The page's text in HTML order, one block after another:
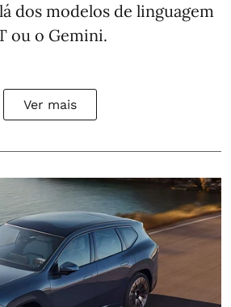
dos modelos de linguagem
ou o Gemini.
Ver mais